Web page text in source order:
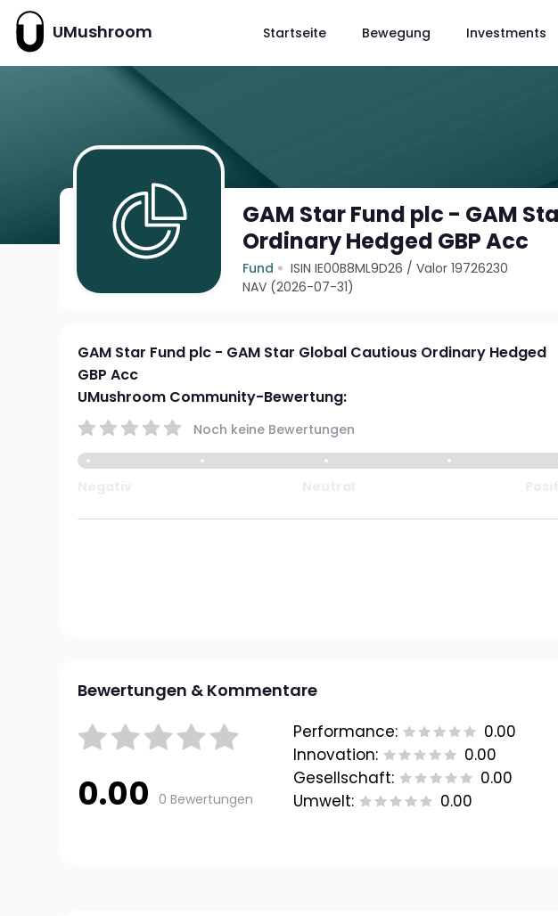
UMushroom Startseite Bewegung Investments
GAM Star Fund plc - GAM
Ordinary Hedged GBP Acc
Fund ISIN IE00B8ML9D26 /Valor 19726230
NAV (2026-07-31)
GAM Star Fund plc - GAM Star Global Cautious Ordinary Hedged
GBP Acc
UMushroom Community-Bewertung:
Noch keine Bewertungen
Bewertungen & Kommentare
0.00 0 Bewertungen
Performance:
0.00
Innovation:
0.00
Gesellschaft:
0.00
Umwelt:
0.00